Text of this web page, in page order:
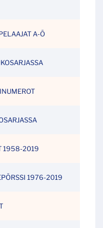
A-Ö
1958-2019
1976-2019